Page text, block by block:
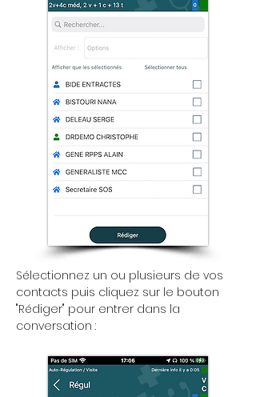
Sélectionnez un ou plusieurs de vos
contacts puis cliquez sur le bouton
"Rédiger" pour entrer dans la
conversation :